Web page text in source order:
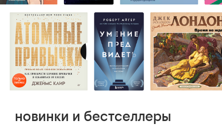
новинки и бестселлеры